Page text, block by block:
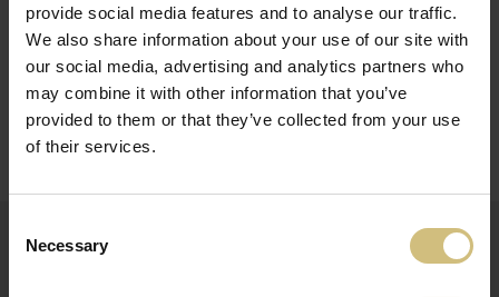
provide social media features and to analyse our traffic.
We also share information about your use of our site with
our social media, advertising and analytics partners who
may combine it with other information that you’ve
provided to them or that they’ve collected from your use
of their services.
Selection
Necessary
08-07-2026
FIRSTFARMS ADJUSTS THE EXPECTATION FOR THE
YEAR BASED ON DECREASING PIG PRICES AND
DROUGHT IN SLOVAKIA AND HUNGARY
QUARTERLY UPDATE 1 JANUARY - 31 MARCH 2026